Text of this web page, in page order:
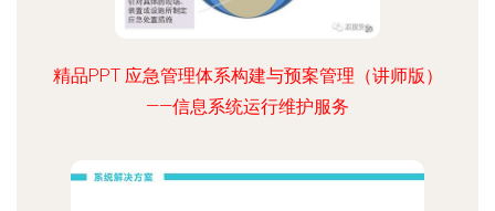
精品PPT 应急管理体系构建与预案管理（讲师版）
——信息系统运行维护服务